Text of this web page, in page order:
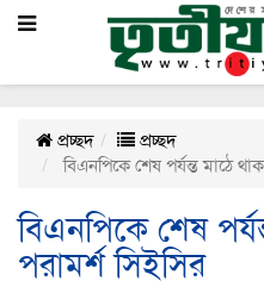
প্রচ্ছদ
প্রচ্ছদ
বিএনপিকে শেষ পর্যন্ত মাঠে
বিএনপিকে শেষ
পরামর্শ সিইসির